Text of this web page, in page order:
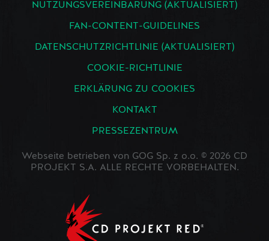
NUTZUNGSVEREINBARUNG (AKTUALISIERT)
FAN-CONTENT-GUIDELINES
DATENSCHUTZRICHTLINIE (AKTUALISIERT)
COOKIE-RICHTLINIE
ERKLÄRUNG ZU COOKIES
KONTAKT
PRESSEZENTRUM
Webseite betrieben von GOG Sp. z o.o. © 2026 CD
PROJEKT S.A. ALLE RECHTE VORBEHALTEN.